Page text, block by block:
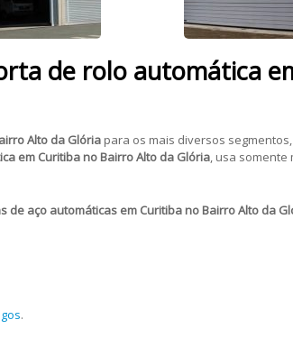
de rolo automática
Alto da Glória para os mais diversos
em Curitiba no Bairro Alto da Glória, usa somente
de aço automáticas em Curitiba no Bairro Alto da
.